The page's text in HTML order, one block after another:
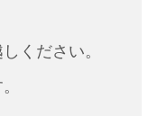
ください。